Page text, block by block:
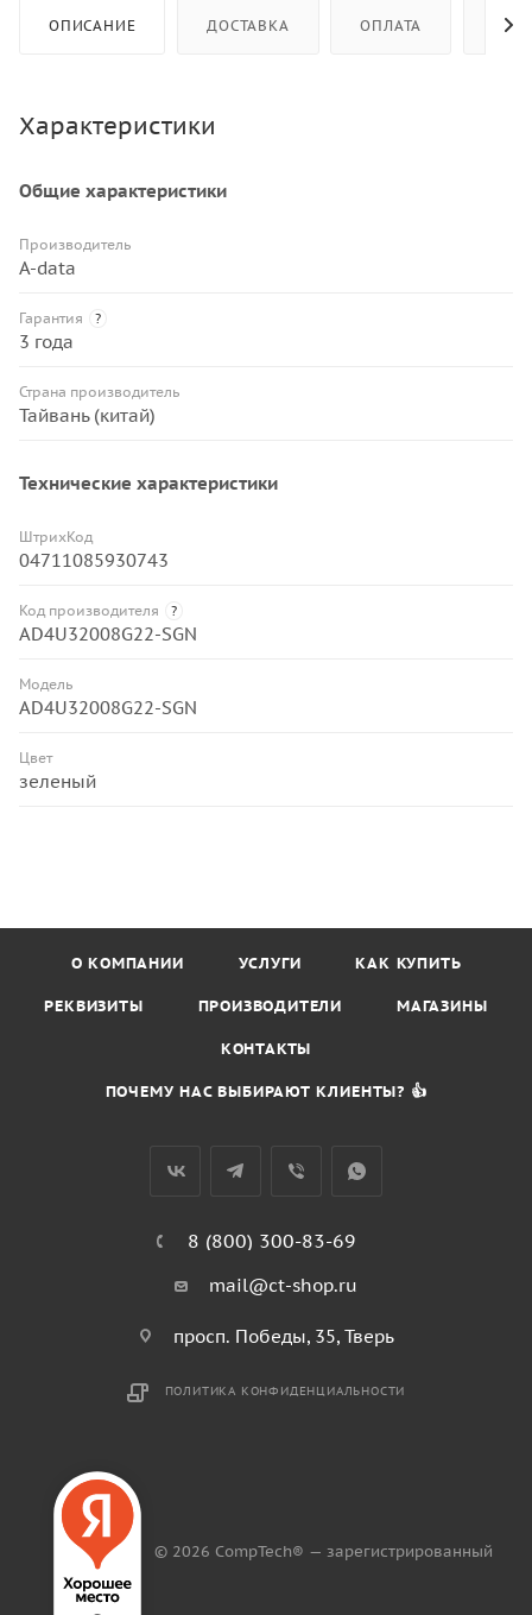
ОПИСАНИЕ ДОСТАВКА ОПЛАТА
Характеристики
Общие характеристики
Производитель
A-data
Гарантия ?
3 года
Страна производитель
Тайвань (китай)
Технические характеристики
ШтрихКод
04711085930743
Код производителя ?
AD4U32008G22-SGN
Модель
AD4U32008G22-SGN
Цвет
зеленый
О КОМПАНИИ УСЛУГИ КАК КУПИТЬ
РЕКВИЗИТЫ ПРОИЗВОДИТЕЛИ МАГАЗИНЫ
КОНТАКТЫ
ПОЧЕМУ НАС ВЫБИРАЮТ КЛИЕНТЫ? 👍
8 (800) 300-83-69
mail@ct-shop.ru
просп. Победы, 35, Тверь
ПОЛИТИКА КОНФИДЕНЦИАЛЬНОСТИ
© 2026 CompTech® — зарегистрированный